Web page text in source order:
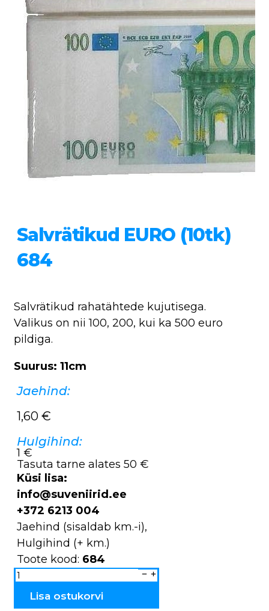
Salvrätikud EURO (10tk)
684
Salvrätikud rahatähtede kujutisega.
Valikus on nii 100, 200, kui ka 500 euro
pildiga.
Suurus: 11cm
Jaehind:
1,60 €
Hulgihind:
1 €
Tasuta tarne alates 50 €
Küsi lisa:
info@suveniirid.ee
+372 6213 004
Jaehind (sisaldab km.-i),
Hulgihind (+ km.)
Toote kood: 684
Salvrätikud
EURO
(10tk)
Lisa ostukorvi